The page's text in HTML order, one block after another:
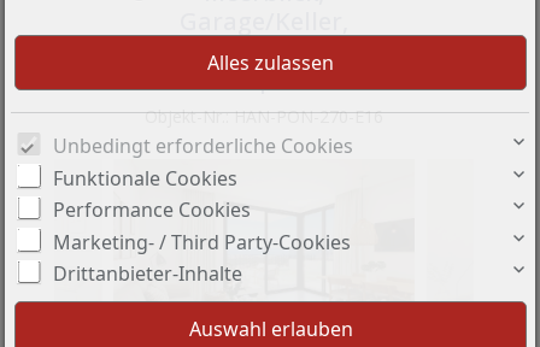
Privatpool und Kfz-
Stellplatz
Objekt-Nr.: HAN-PON-270-E16
Unbedingt erforderliche Cookies
Funktionale Cookies
Performance Cookies
Marketing- / Third Party-Cookies
Drittanbieter-Inhalte